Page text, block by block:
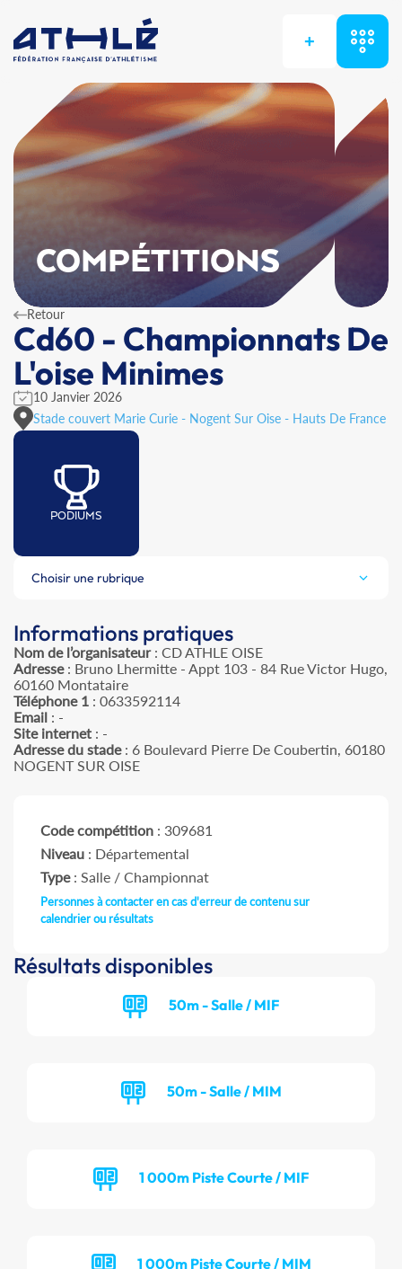
+
COMPÉTITIONS
Retour
Cd60 - Championnats De
L'oise Minimes
10 Janvier 2026
Stade couvert Marie Curie - Nogent Sur Oise - Hauts De France
PODIUMS
Choisir une rubrique
Informations pratiques
Nom de l’organisateur: CD ATHLE OISE
Adresse: Bruno Lhermitte - Appt 103 - 84 Rue Victor Hugo,
60160 Montataire
Téléphone 1 : 0633592114
Email : -
Site internet : -
Adresse du stade: 6 Boulevard Pierre De Coubertin, 60180
NOGENT SUR OISE
Code compétition : 309681
Niveau : Départemental
Type: Salle / Championnat
Personnes à contacter en cas d'erreur de contenu sur
calendrier ou résultats
Résultats disponibles
50m - Salle / MIF
50m - Salle / MIM
1 000m Piste Courte / MIF
1 000m Piste Courte / MIM